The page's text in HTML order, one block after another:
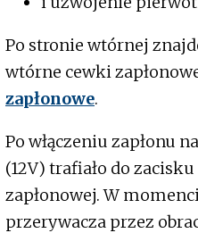
Po stronie wtórnej
wtórne cewki
zapłonowe.
Po włączeniu zapłonu
(12V) trafiało do zacisku
zapłonowej. W
przerywacza przez